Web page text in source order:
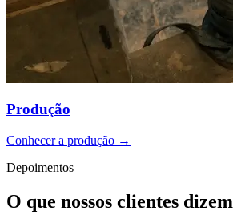
Produção
Conhecer a produção →
Depoimentos
O que nossos clientes dizem